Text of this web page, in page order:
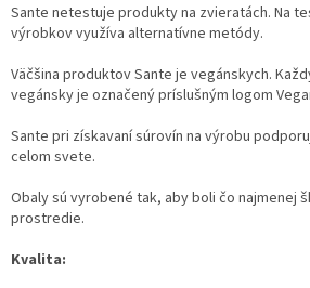
Sante netestuje produkty na zvieratách. Na
výrobkov využíva alternatívne metódy.
Väčšina produktov Sante je vegánskych.
vegánsky je označený príslušným logom
Sante pri získavaní súrovín na výrobu
celom svete.
Obaly sú vyrobené tak, aby boli čo najmenej
prostredie.
Kvalita: